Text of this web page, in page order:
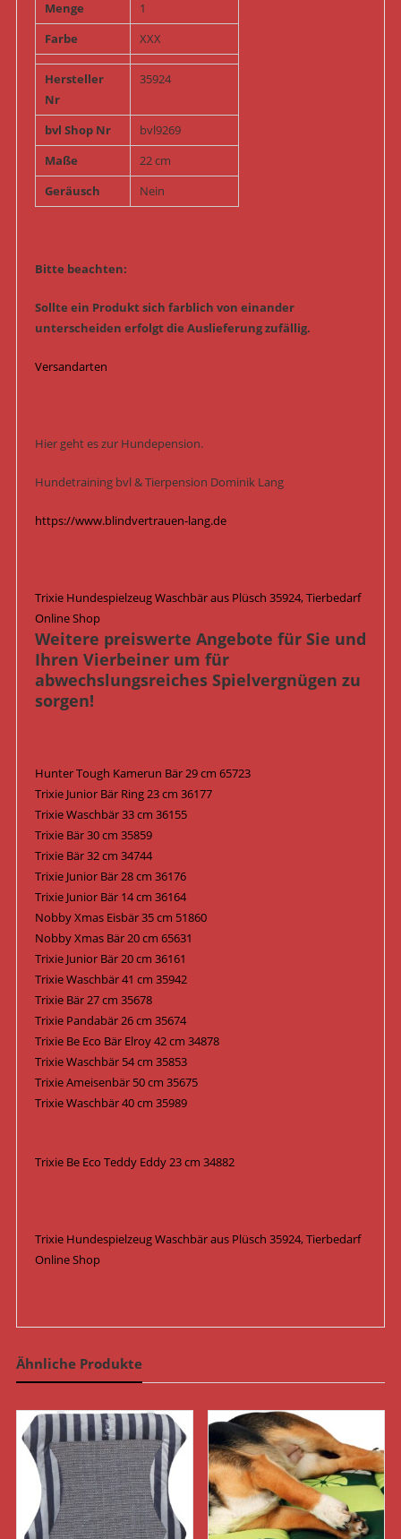
Menge
1
Farbe
XXX
Hersteller
Nr
35924
bvl Shop Nr
bvl9269
Maße
22 cm
Geräusch
Nein
Bitte beachten:
Sollte ein Produkt sich farblich von einander
unterscheiden erfolgt die Auslieferung zufällig.
Versandarten
Hier geht es zur Hundepension.
Hundetraining bvl & Tierpension Dominik Lang
https://www.blindvertrauen-lang.de
Trixie Hundespielzeug Waschbär aus Plüsch 35924, Tierbedarf
Online Shop
Weitere preiswerte Angebote für Sie und
Ihren Vierbeiner um für
abwechslungsreiches Spielvergnügen zu
sorgen!
Hunter Tough Kamerun Bär 29 cm 65723
Trixie Junior Bär Ring 23 cm 36177
Trixie Waschbär 33 cm 36155
Trixie Bär 30 cm 35859
Trixie Bär 32 cm 34744
Trixie Junior Bär 28 cm 36176
Trixie Junior Bär 14 cm 36164
Nobby Xmas Eisbär 35 cm 51860
Nobby Xmas Bär 20 cm 65631
Trixie Junior Bär 20 cm 36161
Trixie Waschbär 41 cm 35942
Trixie Bär 27 cm 35678
Trixie Pandabär 26 cm 35674
Trixie Be Eco Bär Elroy 42 cm 34878
Trixie Waschbär 54 cm 35853
Trixie Ameisenbär 50 cm 35675
Trixie Waschbär 40 cm 35989
Trixie Be Eco Teddy Eddy 23 cm 34882
Trixie Hundespielzeug Waschbär aus Plüsch 35924, Tierbedarf
Online Shop
Ähnliche Produkte